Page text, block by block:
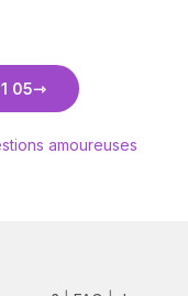
05
amoureuses